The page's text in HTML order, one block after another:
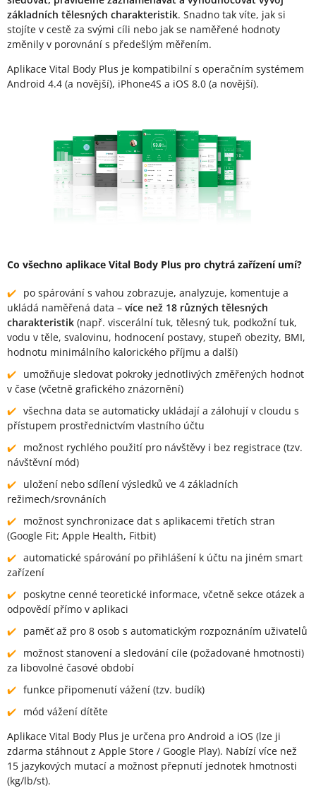
základních tělesných charakteristik. Snadno tak víte, jak si
stojíte v cestě za svými cíli nebo jak se naměřené hodnoty
změnily v porovnání s předešlým měřením.
Aplikace Vital Body Plus je kompatibilní s operačním systémem
Android 4.4 (a novější), iPhone4S a iOS 8.0 (a novější).
Co všechno aplikace Vital Body Plus pro chytrá zařízení umí?
po spárování s vahou zobrazuje, analyzuje, komentuje a
ukládá naměřená data – více než 18 různých tělesných
charakteristik (např. viscerální tuk, tělesný tuk, podkožní tuk,
vodu v těle, svalovinu, hodnocení postavy, stupeň obezity, BMI,
hodnotu minimálního kalorického příjmu a další)
umožňuje sledovat pokroky jednotlivých změřených hodnot
v čase (včetně grafického znázornění)
všechna data se automaticky ukládají a zálohují v cloudu s
přístupem prostřednictvím vlastního účtu
možnost rychlého použití pro návštěvy i bez registrace (tzv.
návštěvní mód)
uložení nebo sdílení výsledků ve 4 základních
režimech/srovnáních
možnost synchronizace dat s aplikacemi třetích stran
(Google Fit; Apple Health, Fitbit)
automatické spárování po přihlášení k účtu na jiném smart
zařízení
poskytne cenné teoretické informace, včetně sekce otázek a
odpovědí přímo v aplikaci
paměť až pro 8 osob s automatickým rozpoznáním uživatelů
možnost stanovení a sledování cíle (požadované hmotnosti)
za libovolné časové období
funkce připomenutí vážení (tzv. budík)
mód vážení dítěte
Aplikace Vital Body Plus je určena pro Android a iOS (lze ji
zdarma stáhnout z Apple Store / Google Play). Nabízí více než
15 jazykových mutací a možnost přepnutí jednotek hmotnosti
(kg/lb/st).